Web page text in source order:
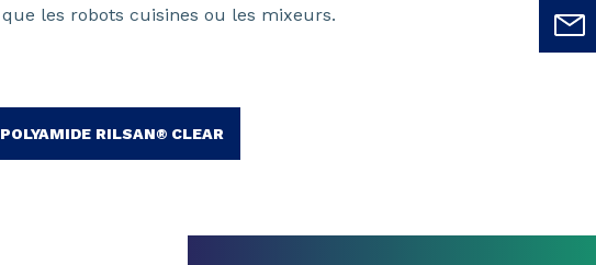
les robots cuisines ou les mixeurs.
RILSAN® CLEAR